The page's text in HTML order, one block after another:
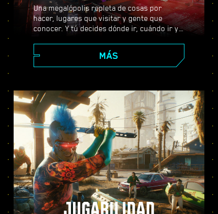
Una megalópolis repleta de cosas por
hacer, lugares que visitar y gente que
conocer. Y tú decides dónde ir, cuándo ir y
rascacielos del Centro Corporativo hasta la
extensa periferia de las Badlands, Night
City está llena de secretos por descubrir.
MÁS